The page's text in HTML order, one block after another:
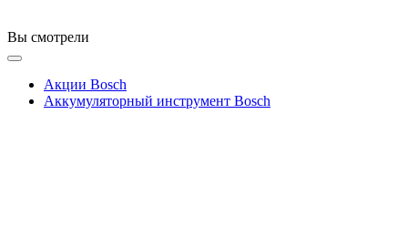
Вы смотрели
Акции Bosch
Аккумуляторный инструмент Bosch